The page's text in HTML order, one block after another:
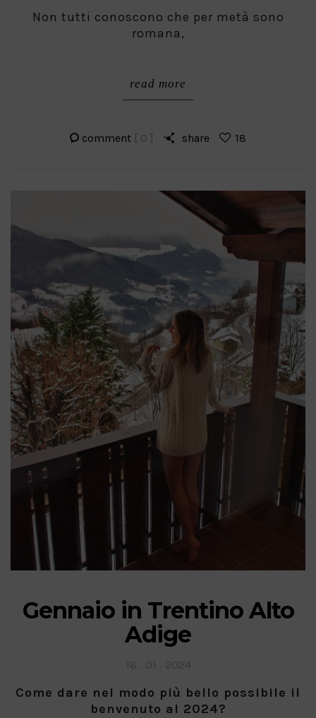
Non tutti conoscono che per metà sono
romana,
read more
comment [ 0 ] share 18
Gennaio in Trentino Alto
Adige
Come dare nel modo più bello possi bile il
benvenuto al 2024?